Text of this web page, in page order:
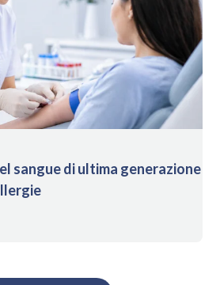
sangue di ultima generazione